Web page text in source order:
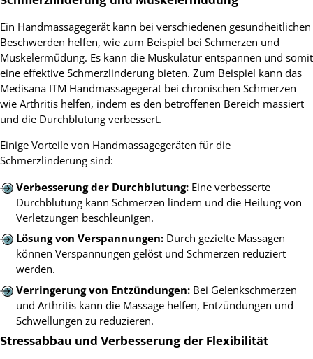
Ein Handmassagegerät kann bei verschiedenen gesundheitlichen
Beschwerden helfen, wie zum Beispiel bei Schmerzen und
Muskelermüdung. Es kann die Muskulatur entspannen und somit
eine effektive Schmerzlinderung bieten. Zum Beispiel kann das
Medisana ITM Handmassagegerät bei chronischen Schmerzen
wie Arthritis helfen, indem es den betroffenen Bereich massiert
und die Durchblutung verbessert.
Einige Vorteile von Handmassagegeräten für die
Schmerzlinderung sind:
Verbesserung der Durchblutung:Eine verbesserte
Durchblutung kann Schmerzen lindern und die Heilung von
Verletzungen beschleunigen.
Lösung von Verspannungen:Durch gezielte Massagen
können Verspannungen gelöst und Schmerzen reduziert
werden.
Verringerung von Entzündungen:Bei Gelenkschmerzen
und Arthritis kann die Massage helfen, Entzündungen und
Schwellungen zu reduzieren.
Stressabbau und Verbesserung der Flexibilität